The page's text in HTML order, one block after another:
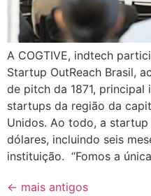
A COGTIVE, indtech
Startup OutReach Brasil,
de pitch da 1871,
startups da região da
Unidos. Ao todo, a
dólares, incluindo seis
instituição. “Fomos a
← mais antigos